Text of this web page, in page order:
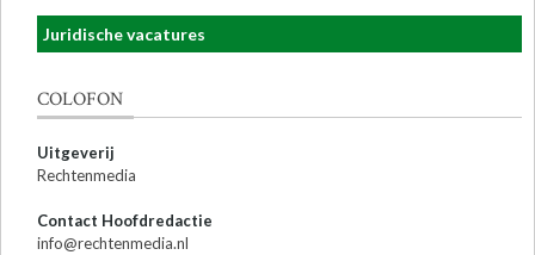
Juridische vacatures
COLOFON
Uitgeverij
Rechtenmedia
Contact Hoofdredactie
info@rechtenmedia.nl